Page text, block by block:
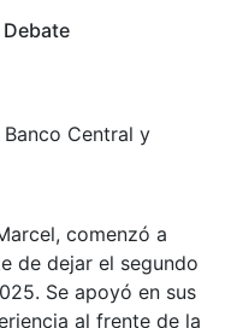
Central y
comenzó a
de dejar el segundo
Se apoyó en sus
al frente de la